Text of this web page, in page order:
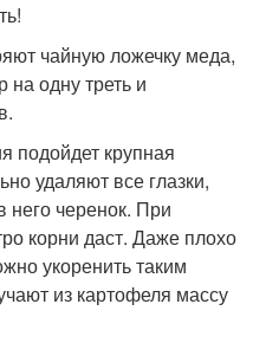
чайную ложечку меда,
одну треть и
подойдет крупная
удаляют все глазки,
него черенок. При
корни даст. Даже плохо
укоренить таким
из картофеля массу